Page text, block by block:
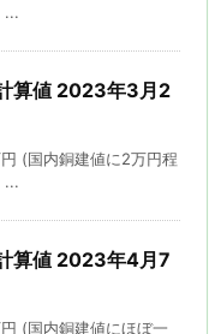
...
算値 2023年3月2
(国内銅建値に2万円程
...
算値 2023年4月7
(国内銅建値にほぼ一